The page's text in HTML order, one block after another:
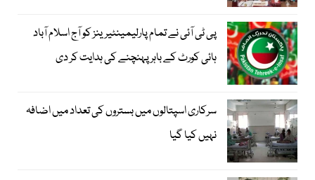
پی ٹی آئی نے تمام پارلیمینٹیرینز کو آج اسلام آباد
ہائی کورٹ کے باہر پہنچنے کی ہدایت کر دی
سرکاری اسپتالوں میں بستروں کی تعداد میں اضافہ
نہیں کیا گیا